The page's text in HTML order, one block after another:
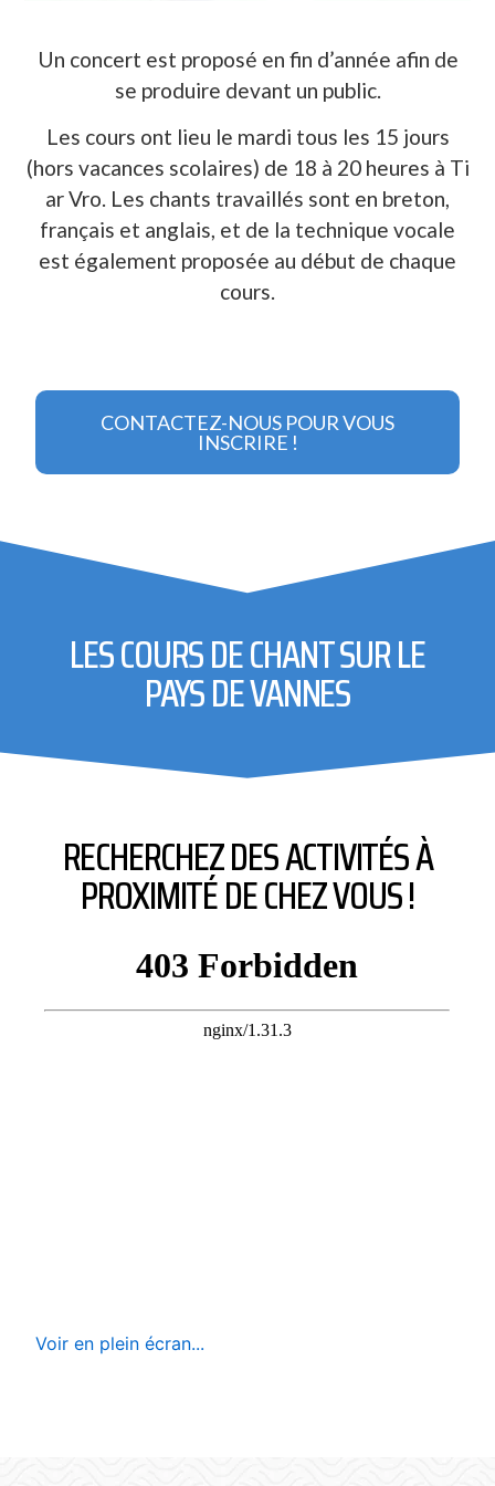
Un concert est proposé en fin d’année afin de
se produire devant un public.
Les cours ont lieu le mardi tous les 15 jours
(hors vacances scolaires) de 18 à 20 heures à Ti
ar Vro. Les chants travaillés sont en breton,
français et anglais, et de la technique vocale
est également proposée au début de chaque
cours.
CONTACTEZ-NOUS POUR VOUS
INSCRIRE !
LES COURS DE CHANT SUR LE
PAYS DE VANNES
RECHERCHEZ DES ACTIVITÉS À
PROXIMITÉ DE CHEZ VOUS !
Voir en plein écran...